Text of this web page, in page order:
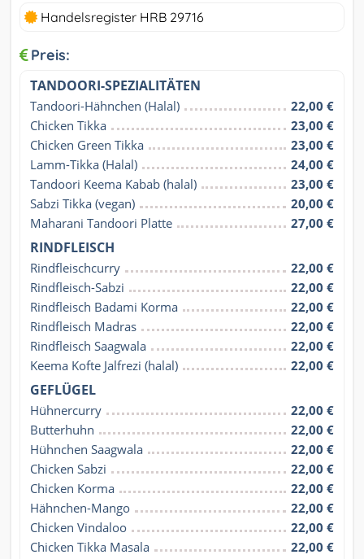
Handelsregister HRB 29716
Preis:
TANDOORI-SPEZIALITÄTEN
Tandoori-Hähnchen (Halal)
22,00 €
Chicken Tikka
23,00 €
Chicken Green Tikka
23,00 €
Lamm-Tikka (Halal)
24,00 €
Tandoori Keema Kabab (halal)
23,00 €
Sabzi Tikka (vegan)
20,00 €
Maharani Tandoori Platte
27,00 €
RINDFLEISCH
Rindfleischcurry
22,00 €
Rindfleisch-Sabzi
22,00 €
Rindfleisch Badami Korma
22,00 €
Rindfleisch Madras
22,00 €
Rindfleisch Saagwala
22,00 €
Keema Kofte Jalfrezi (halal)
22,00 €
GEFLÜGEL
Hühnercurry
22,00 €
Butterhuhn
22,00 €
Hühnchen Saagwala
22,00 €
Chicken Sabzi
22,00 €
Chicken Korma
22,00 €
Hähnchen-Mango
22,00 €
Chicken Vindaloo
22,00 €
Chicken Tikka Masala
22,00 €